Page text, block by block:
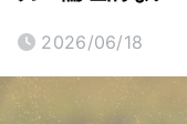
2026/06/18